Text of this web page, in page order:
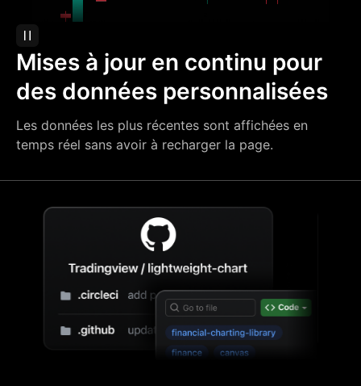
Mises à jour en continu pour
des données personnalisées
Les données les plus récentes sont affichées en
temps réel sans avoir à recharger la page.